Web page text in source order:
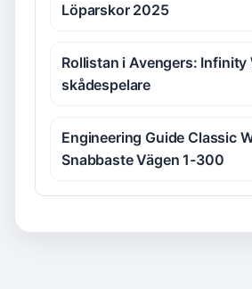
Löparskor 2025
Rollistan i Avengers: Infinity
skådespelare
Engineering Guide Classic
Snabbaste Vägen 1-300